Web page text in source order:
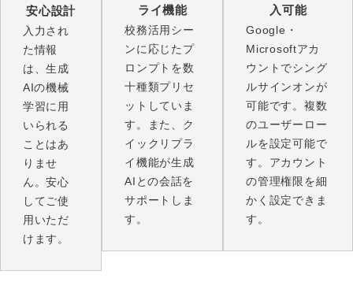
安心設計
入力され
た情報
は、生成
AIの機械
学習に用
いられる
ことはあ
りませ
ん。安心
してご使
用いただ
けます。
ライ機能
校務活用シー
ンに応じたプ
ロンプトを数
十種類プリセ
ットしていま
す。また、ク
イックリプラ
イ機能が生成
AIとの会話を
サポートしま
す。
入可能
Google・
Microsoftアカ
ウントでシング
ルサインオンが
可能です。複数
のユーザーロー
ルを設定可能で
す。アカウント
の管理権限を細
かく設定できま
す。